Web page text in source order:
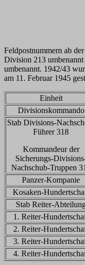
Feldpostnummern ab
Division 213
umbenannt. 1942/43
am 11. Februar 1945
Einheit
Divisionskommando
Stab Divisions-
Führer 318
Kommandeur der
Sicherungs-
Nachschub-Truppen
Panzer-Kompanie
Kosaken-
Stab Reiter-
1. Reiter-
2. Reiter-
3. Reiter-
4. Reiter-